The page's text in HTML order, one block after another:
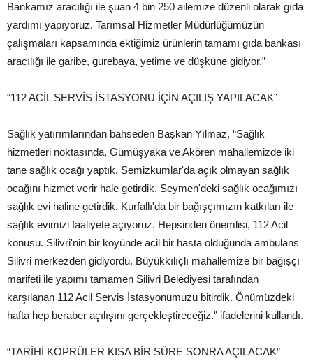
Bankamız aracılığı ile şuan 4 bin 250 ailemize düzenli olarak gıda
yardımı yapıyoruz. Tarımsal Hizmetler Müdürlüğümüzün
çalışmaları kapsamında ektiğimiz ürünlerin tamamı gıda bankası
aracılığı ile garibe, gurebaya, yetime ve düşküne gidiyor.”
“112 ACİL SERVİS İSTASYONU İÇİN AÇILIŞ YAPILACAK”
Sağlık yatırımlarından bahseden Başkan Yılmaz, “Sağlık
hizmetleri noktasında, Gümüşyaka ve Akören mahallemizde iki
tane sağlık ocağı yaptık. Semizkumlar'da açık olmayan sağlık
ocağını hizmet verir hale getirdik. Seymen'deki sağlık ocağımızı
sağlık evi haline getirdik. Kurfallı'da bir bağışçımızın katkıları ile
sağlık evimizi faaliyete açıyoruz. Hepsinden önemlisi, 112 Acil
konusu. Silivri'nin bir köyünde acil bir hasta olduğunda ambulans
Silivri merkezden gidiyordu. Büyükkılıçlı mahallemize bir bağışçı
marifeti ile yapımı tamamen Silivri Belediyesi tarafından
karşılanan 112 Acil Servis İstasyonumuzu bitirdik. Önümüzdeki
hafta hep beraber açılışını gerçekleştireceğiz.” ifadelerini kullandı.
“TARİHİ KÖPRÜLER KISA BİR SÜRE SONRA AÇILACAK”